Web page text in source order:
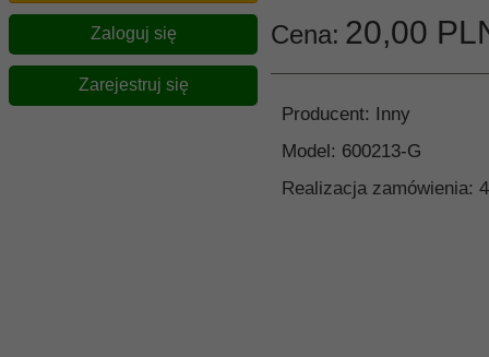
Zaloguj się
Zarejestruj się
Cena: 20,00
Producent:
Inny
Model: 600213-G
Realizacja zamówienia: